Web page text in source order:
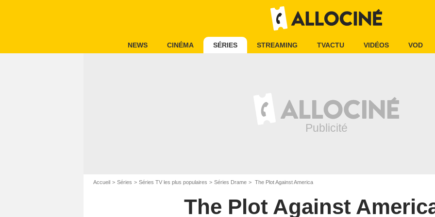
NEWS CINÉMA SÉRIES STREAMING TVACTU VIDÉOS VOD
Accueil Séries Séries TV les plus populaires Séries Drame The Plot Against America
The Plot Against